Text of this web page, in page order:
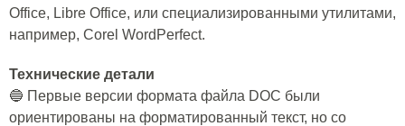
Office, Libre Office, или специализированными утилитами,
например, Corel WordPerfect.
Технические детали
🔵 Первые версии формата файла DOC были
ориентированы на форматированный текст, но со